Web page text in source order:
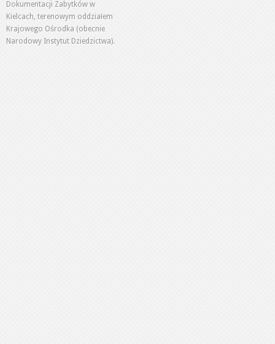
Dokumentacji Zabytków w
Kielcach, terenowym oddziałem
Krajowego Ośrodka (obecnie
Narodowy Instytut Dziedzictwa).